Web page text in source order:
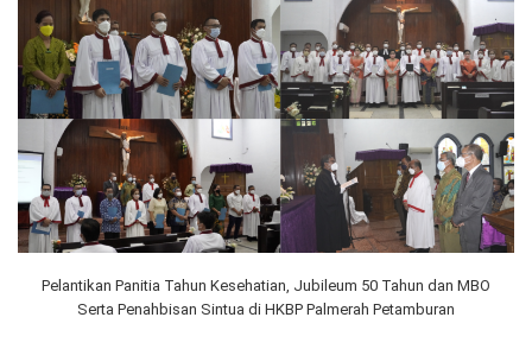
Pelantikan Panitia Tahun Kesehatian, Jubileum 50 Tahun dan MBO
Serta Penahbisan Sintua di HKBP Palmerah Petamburan